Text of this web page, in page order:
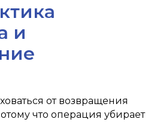
и
от возвращения
что операция убирает